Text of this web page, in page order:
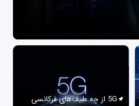
5G از چه طیف‌های فرکانسی